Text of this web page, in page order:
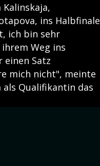
Kalinskaja,
ins Halbfinale
ich bin sehr
Weg ins
einen Satz
mich nicht", meinte
Qualifikantin das